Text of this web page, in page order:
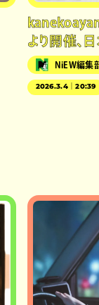
より開催、
NiEW編集
2026.3.4｜20:39